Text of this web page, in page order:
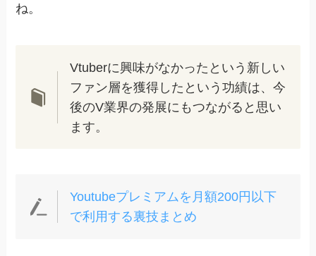
ね。
Vtuberに興味がなかったという新しい
ファン層を獲得したという功績は、今
後のV業界の発展にもつながると思い
ます。
Youtubeプレミアムを月額200円以下
で利用する裏技まとめ